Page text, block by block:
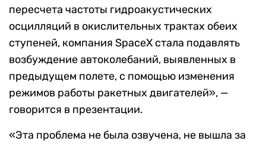
пересчета частоты гидроакустических
осцилляций в окислительных трактах обеих
ступеней, компания SpaceX стала подавлять
возбуждение автоколебаний, выявленных в
предыдущем полете, с помощью изменения
режимов работы ракетных двигателей», —
говорится в презентации.
«Эта проблема не была озвучена, не вышла за